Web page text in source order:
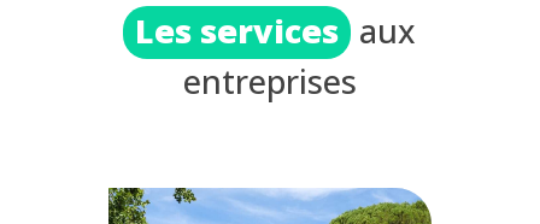
Les services aux
entreprises